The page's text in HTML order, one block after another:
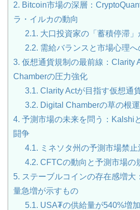
2. Bitcoin市場の深層：
ラ・イルカの動向
2.1. 大口投資家の「蓄積停滞
2.2. 需給バランスと市場心理へ
3. 仮想通貨規制の最前線：Clarity
Chamberの圧力強化
3.1. Clarity Actが目指す仮想通
3.2. Digital Chamberの草の根
4. 予測市場の未来を問う：Kalshi
闘争
4.1. ミネソタ州の予測市場禁
4.2. CFTCの動向と予測市場の
5. ステーブルコインの存在感増大
量急増が示すもの
5.1. USA₮の供給量が540%増